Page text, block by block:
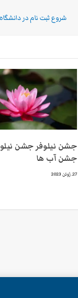
شروع ثبت نام در
جشن نیلوفر جشن
جشن آب ها
27. ژوئن 2023